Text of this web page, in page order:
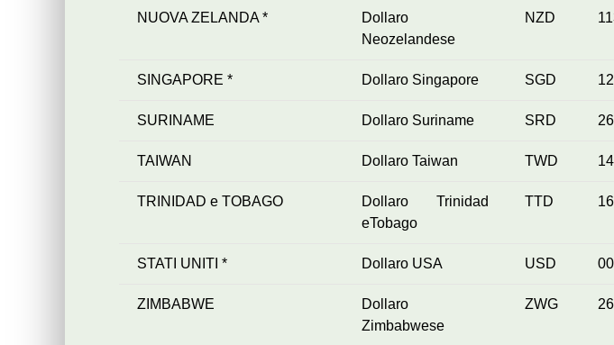
NUOVA ZELANDA *
Dollaro
Neozelandese
NZD
SINGAPORE * Dollaro Singapore SGD
SURINAME Dollaro Suriname SRD
TAIWAN Dollaro Taiwan TWD
TRINIDAD e TOBAGO
Dollaro Trinidad
eTobago
TTD
STATI UNITI * Dollaro USA USD
ZIMBABWE
Dollaro
Zimbabwese
ZWG